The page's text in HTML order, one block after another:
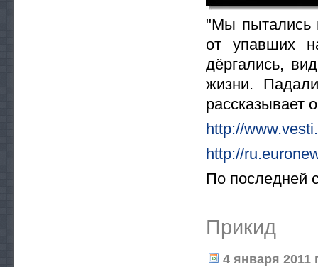
"Мы пытались
от упавших
дёргались,
жизни.
рассказывает
http://
http://
По последней
Прикид
4 января 2011